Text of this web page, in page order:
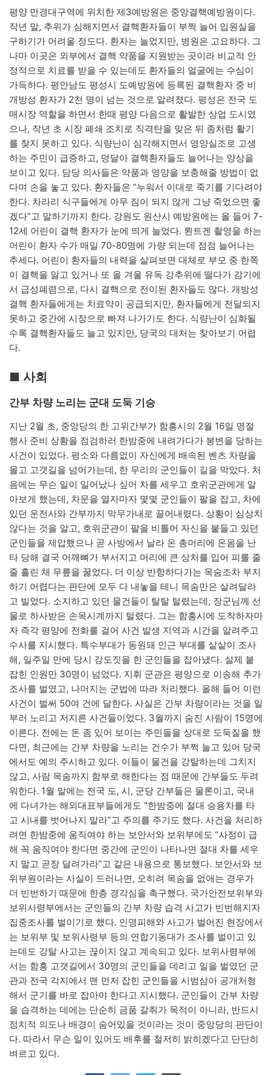
평양 만경대구역에 위치한 제3예방원은 중앙결핵예방원이다.
작년 말, 추위가 심해지면서 결핵환자들이 부쩍 늘어 입원실을
구하기가 어려울 정도다. 환자는 늘었지만, 병원은 고요하다. 그
나마 이곳은 외부에서 결핵 약품을 지원받는 곳이라 비교적 안
정적으로 치료를 받을 수 있는데도 환자들의 얼굴에는 수심이
가득하다. 평안남도 평성시 도예방원에 등록된 결핵환자 중 비
개방성 환자가 2천 명이 넘는 것으로 알려졌다. 평성은 전국 도
매시장 역할을 하면서 한때 평양 다음으로 활발한 상업 도시였
으나, 작년 초 시장 폐쇄 조치로 직격탄을 맞은 뒤 좀처럼 활기
를 찾지 못하고 있다. 식량난이 심각해지면서 영양실조로 고생
하는 주민이 급증하고, 덩달아 결핵환자들도 늘어나는 양상을
보이고 있다. 담당 의사들은 약품과 영양을 보충해줄 방법이 없
다며 손을 놓고 있다. 환자들은 “누워서 이대로 죽기를 기다려야
한다. 차라리 식구들에게 아무 짐이 되지 않게 그냥 죽었으면 좋
겠다”고 말하기까지 한다. 강원도 원산시 예방원에는 올 들어 7-
12세 어린이 결핵 환자가 눈에 띄게 늘었다. 뢴트겐 촬영을 하는
어린이 환자 수가 매일 70-80명에 가량 되는데 점점 늘어나는
추세다. 어린이 환자들의 내력을 살펴보면 대체로 부모 중 한쪽
이 결핵을 앓고 있거나 또 올 겨울 유독 강추위에 떨다가 감기에
서 급성폐렴으로, 다시 결핵으로 전이된 환자들도 많다. 개방성
결핵 환자들에게는 치료약이 공급되지만, 환자들에게 전달되지
못하고 중간에 시장으로 빠져 나가기도 한다. 식량난이 심화될
수록 결핵환자들도 늘고 있지만, 당국의 대처는 찾아보기 어렵
다.
■ 사회
간부 차량 노리는 군대 도둑 기승
지난 2월 초, 중앙당의 한 고위간부가 함흥시의 2월 16일 명절
행사 준비 상황을 점검하러 한밤중에 내려가다가 봉변을 당하는
사건이 있었다. 평소와 다름없이 자신에게 배속된 벤츠 차량을
몰고 고갯길을 넘어가는데, 한 무리의 군인들이 길을 막았다. 처
음에는 무슨 일이 일어났나 싶어 차를 세우고 호위군관에게 알
아보게 했는데, 차문을 열자마자 몇몇 군인들이 팔을 잡고, 차에
있던 운전사와 간부까지 막무가내로 끌어내렸다. 상황이 심상치
않다는 것을 알고, 호위군관이 팔을 비틀어 자신을 붙들고 있던
군인들을 제압했으나 곧 사방에서 날라 온 총머리에 온몸을 난
타 당해 결국 어깨뼈가 부서지고 머리에 큰 상처를 입어 피를 줄
줄 흘린 채 무릎을 꿇었다. 더 이상 반항하다가는 목숨조차 부지
하기 어렵다는 판단에 모두 다 내놓을 테니 목숨만은 살려달라
고 빌었다. 소지하고 있던 물건들이 탈탈 털렸는데, 장군님께 선
물로 하사받은 손목시계까지 털렸다. 그는 함흥시에 도착하자마
자 즉각 평양에 전화를 걸어 사건 발생 지역과 시간을 알려주고
수사를 지시했다. 특수부대가 동원돼 인근 부대를 샅샅이 조사
해, 일주일 만에 당시 강도짓을 한 군인들을 잡아냈다. 실제 붙
잡힌 인원만 30명이 넘었다. 지휘 군관은 평양으로 이송해 추가
조사를 벌였고, 나머지는 군법에 따라 처리했다. 올해 들어 이런
사건이 벌써 50여 건에 달한다. 사실은 간부 차량이라는 것을 일
부러 노리고 저지른 사건들이었다. 3월까지 숨진 사람이 15명에
이른다. 전에는 돈 좀 있어 보이는 주민들을 상대로 도둑질을 했
다면, 최근에는 간부 차량을 노리는 건수가 부쩍 늘고 있어 당국
에서도 예의 주시하고 있다. 이들이 물건을 강탈하는데 그치지
않고, 사람 목숨까지 함부로 해한다는 점 때문에 간부들도 두려
워한다. 1월 말에는 전국 도, 시, 군당 간부들은 물론이고, 국내
에 다녀가는 해외대표부들에게도 “한밤중에 절대 승용차를 타
고 시내를 벗어나지 말라”고 주의를 주기도 했다. 사건을 처리하
려면 한밤중에 움직여야 하는 보안서와 보위부에도 “사정이 급
해 꼭 움직여야 한다면 중간에 군인이 나타나면 절대 차를 세우
지 말고 곧장 달려가라”고 같은 내용으로 통보했다. 보안서와 보
위부원이라는 사실이 드러나면, 오히려 목숨을 없애는 경우가
더 빈번하기 때문에 한층 경각심을 촉구했다. 국가안전보위부와
보위사령부에서는 군인들의 간부 차량 습격 사고가 빈번해지자
집중조사를 벌이기로 했다. 인명피해와 사고가 벌어진 현장에서
는 보위부 및 보위사령부 등의 연합기동대가 조사를 벌이고 있
는데도 강탈 사고는 끊이지 않고 계속되고 있다. 보위사령부에
서는 함흥 고갯길에서 30명의 군인들을 데리고 일을 벌였던 군
관과 전국 각지에서 맨 먼저 잡힌 군인들을 시범삼아 공개처형
해서 군기를 바로 잡아야 한다고 지시했다. 군인들이 간부 차량
을 습격하는 데에는 단순히 금품 갈취가 목적이 아니라, 반드시
정치적 의도나 배경이 숨어있을 것이라는 것이 중앙당의 판단이
다. 따라서 무슨 일이 있어도 배후를 철저히 밝히겠다고 단단히
벼르고 있다.